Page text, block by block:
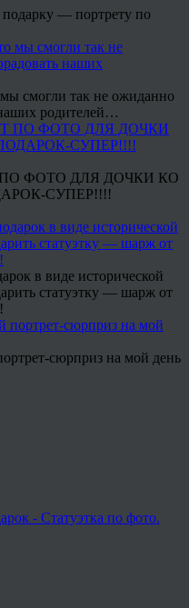
— портрету по
смогли так не ожиданно
родителей…
ФОТО ДЛЯ ДОЧКИ КО
СУПЕР!!!!
в виде исторической
статуэтку — шарж от
сюрприз на мой день
- Статуэтка по фото.